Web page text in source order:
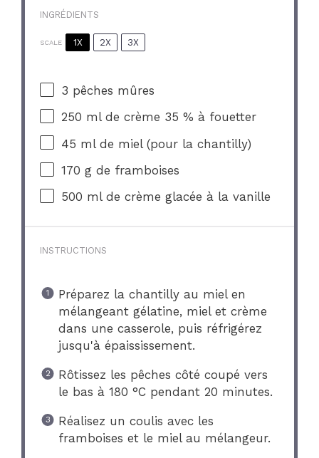
INGRÉDIENTS
SCALE 1X 2X 3X
3 pêches mûres
250 ml de crème 35 % à fouetter
45 ml de miel (pour la chantilly)
170 g de framboises
500 ml de crème glacée à la vanille
INSTRUCTIONS
Préparez la chantilly au miel en
mélangeant gélatine, miel et crème
dans une casserole, puis réfrigérez
jusqu'à épaississement.
Rôtissez les pêches côté coupé vers
le bas à 180 °C pendant 20 minutes.
Réalisez un coulis avec les
framboises et le miel au mélangeur.